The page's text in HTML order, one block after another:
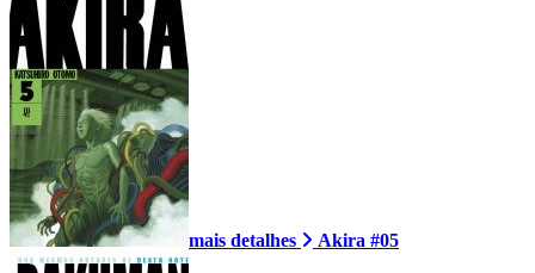
mais detalhes Akira #05